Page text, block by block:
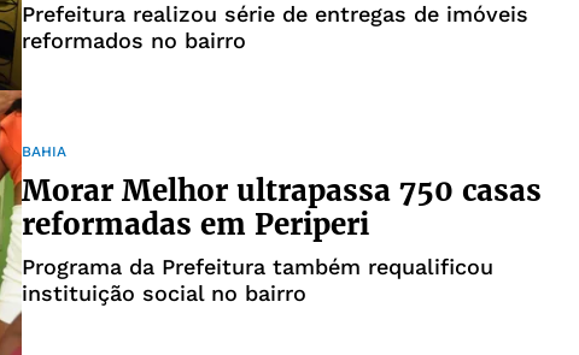
Prefeitura realizou série de entregas de imóveis
reformados no bairro
BAHIA
Morar Melhor ultrapassa 750 casas
reformadas em Periperi
Programa da Prefeitura também requalificou
instituição social no bairro